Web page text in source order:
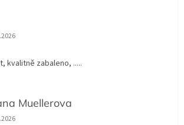
obchodu je 5 z 5 hvězdiček.
kvalitně zabaleno, .....
Muellerova
obchodu je 5 z 5 hvězdiček.